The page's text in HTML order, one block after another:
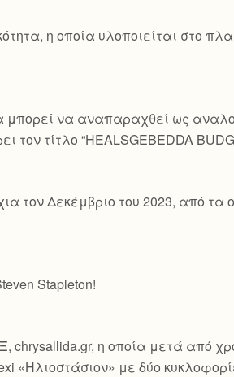
η οποία υλοποιείται στο
να αναπαραχθεί ως
τον τίτλο “HEALSGEBEDDA
τον Δεκέμβριο του 2023, από τα
Stapleton!
chrysallida.gr, η οποία μετά από
«Ηλιοστάσιον» με δύο